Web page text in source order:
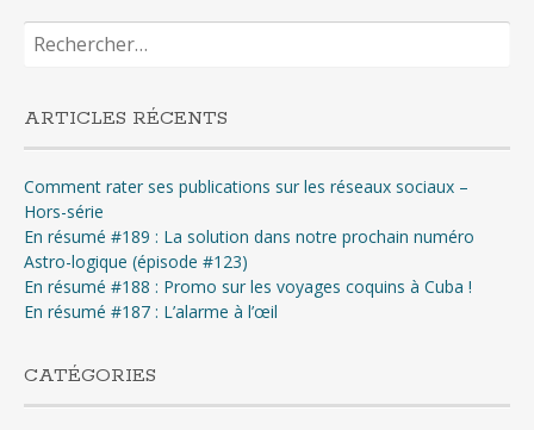
Rechercher :
ARTICLES RÉCENTS
Comment rater ses publications sur les réseaux sociaux –
Hors-série
En résumé #189 : La solution dans notre prochain numéro
Astro-logique (épisode #123)
En résumé #188 : Promo sur les voyages coquins à Cuba !
En résumé #187 : L’alarme à l’œil
CATÉGORIES